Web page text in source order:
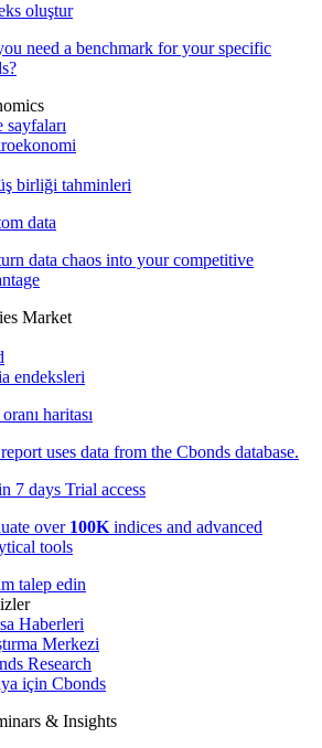
oluştur
need a benchmark for your specific
sayfaları
birliği tahminleri
data
data chaos into your competitive
Market
endeksleri
haritası
uses data from the Cbonds database.
7 days Trial access
over 100K indices and advanced
tools
talep edin
Haberleri
Merkezi
Research
için Cbonds
& Insights